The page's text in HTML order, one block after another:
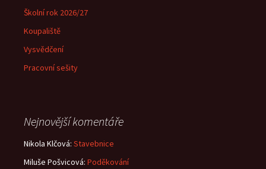
Školní rok 2026/27
Koupaliště
Vysvědčení
Pracovní sešity
Nejnovější komentáře
Nikola Klčová: Stavebnice
Miluše Pošvicová: Poděkování